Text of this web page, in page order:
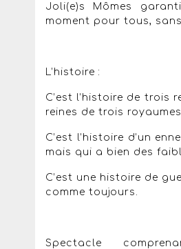
Joli(e)s Mômes
moment pour tous,
L’histoire :
C’est l’histoire de trois
reines de trois
C’est l’histoire d’un
mais qui a bien des
C’est une histoire de
comme toujours.
Spectacle